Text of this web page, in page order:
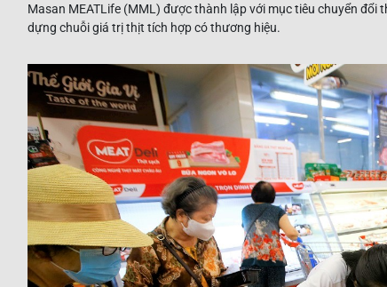
Masan MEATLife (MML) được thành lập với mục tiêu chuyển
dựng chuỗi giá trị thịt tích hợp có thương hiệu.